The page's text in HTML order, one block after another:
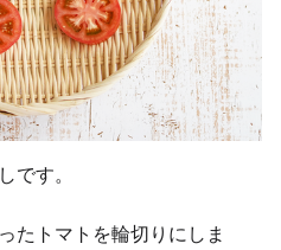
です。
たトマトを輪切りにしま